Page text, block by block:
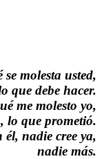
se molesta usted,
que debe hacer.
me molesto yo,
lo que prometió.
él, nadie cree ya,
nadie más.